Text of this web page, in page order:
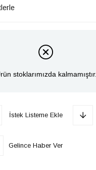
stoklarımızda kalmamıştır.
İstek Listeme Ekle
Gelince Haber Ver